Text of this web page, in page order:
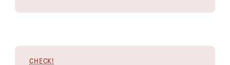
CHECK!